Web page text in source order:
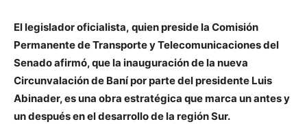
El legislador oficialista, quien preside la Comisión
Permanente de Transporte y Telecomunicaciones del
Senado afirmó, que la inauguración de la nueva
Circunvalación de Baní por parte del presidente Luis
Abinader, es una obra estratégica que marca un antes y
un después en el desarrollo de la región Sur.